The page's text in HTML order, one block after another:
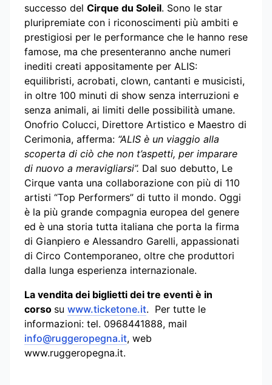
successo del Cirque du Soleil. Sono le star
pluripremiate con i riconoscimenti più ambiti e
prestigiosi per le performance che le hanno rese
famose, ma che presenteranno anche numeri
inediti creati appositamente per ALIS:
equilibristi, acrobati, clown, cantanti e musicisti,
in oltre 100 minuti di show senza interruzioni e
senza animali, ai limiti delle possibilità umane.
Onofrio Colucci, Direttore Artistico e Maestro di
Cerimonia, afferma: “ALIS è un viaggio alla
scoperta di ciò che non t’aspetti, per imparare
di nuovo a meravigliarsi”. Dal suo debutto, Le
Cirque vanta una collaborazione con più di 110
artisti “Top Performers” di tutto il mondo. Oggi
è la più grande compagnia europea del genere
ed è una storia tutta italiana che porta la firma
di Gianpiero e Alessandro Garelli, appassionati
di Circo Contemporaneo, oltre che produttori
dalla lunga esperienza internazionale.
La vendita dei biglietti dei tre eventi è in
corso su www.ticketone.it. Per tutte le
informazioni: tel. 0968441888, mail
info@ruggeropegna.it, web
www.ruggeropegna.it.